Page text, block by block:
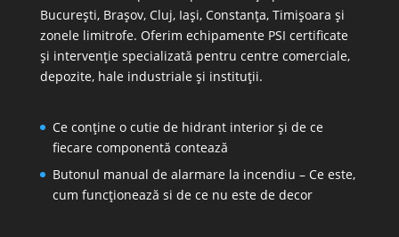
București, Brașov, Cluj, Iași, Constanța, Timișoara și
zonele limitrofe. Oferim echipamente PSI certificate
și intervenție specializată pentru centre comerciale,
depozite, hale industriale și instituții.
Ce conține o cutie de hidrant interior și de ce
fiecare componentă contează
Butonul manual de alarmare la incendiu – Ce este,
cum funcționează si de ce nu este de decor